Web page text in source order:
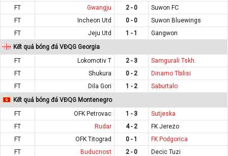
FT
Gwangju 2 - 0
Suwon FC
FT
Incheon Utd 0 - 0
Suwon Bluewings
FT
Jeju Utd 1 - 1
Gangwon
Kết quả bóng đá VĐQG Georgia
FT
Lokomotiv T 2 - 3
Samgurali Tskh.
FT
Shukura 0 - 2
Dinamo Tbilisi
FT
Dila Gori 1 - 2
Saburtalo
Kết quả bóng đá VĐQG Montenegro
FT
OFK Petrovac 1 - 3
Sutjeska
FT
Rudar 4 - 2
FK Jerezo
FT
OFK Titograd 0 - 1
FK Podgorica
FT
Buducnost 2 - 0
Decic Tuzi